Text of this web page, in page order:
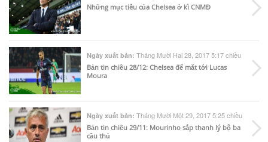
Những mục tiêu của Chelsea ở kì CNMĐ
Ngày xuất bản: Tháng Mười Hai 28, 2017 5:17 chiều
Bản tin chiều 28/12: Chelsea để mắt tới Lucas
Moura
Ngày xuất bản: Tháng Mười Một 29, 2017 5:25 chiều
Bản tin chiều 29/11: Mourinho sắp thanh lý bộ ba
cầu thủ